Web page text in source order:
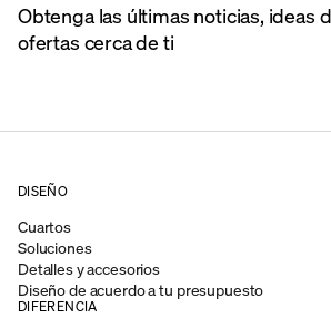
Obtenga las últimas noticias, ideas
ofertas cerca de ti
DISEÑO
Cuartos
Soluciones
Detalles y accesorios
Diseño de acuerdo a tu presupuesto
DIFERENCIA